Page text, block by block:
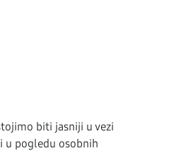
biti jasniji u vezi
u pogledu osobnih